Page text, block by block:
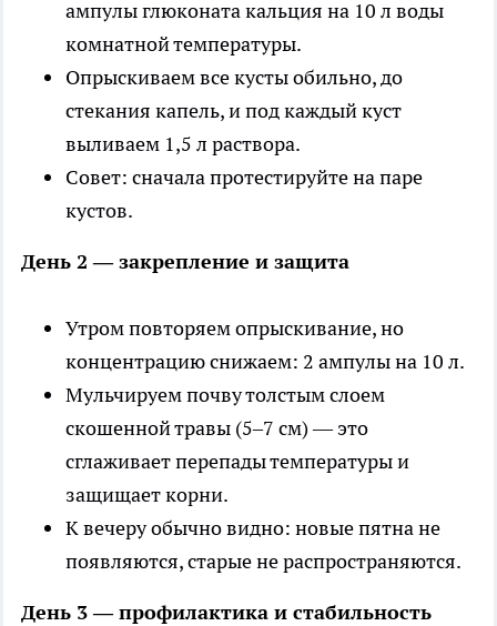
ампулы глюконата кальция на 10 л воды
комнатной температуры.
Опрыскиваем все кусты обильно, до
стекания капель, и под каждый куст
выливаем 1,5 л раствора.
Совет: сначала протестируйте на паре
кустов.
День 2 — закрепление и защита
Утром повторяем опрыскивание, но
концентрацию снижаем: 2 ампулы на 10 л.
Мульчируем почву толстым слоем
скошенной травы (5–7 см) — это
сглаживает перепады температуры и
защищает корни.
К вечеру обычно видно: новые пятна не
появляются, старые не распространяются.
День 3 — профилактика и стабильность